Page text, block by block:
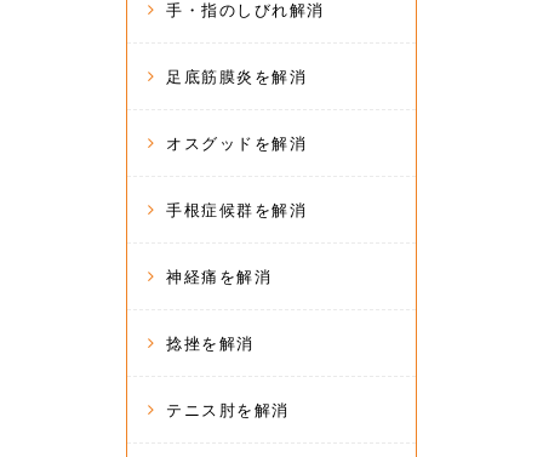
手・指のしびれ解消
足底筋膜炎を解消
オスグッドを解消
手根症候群を解消
神経痛を解消
捻挫を解消
テニス肘を解消